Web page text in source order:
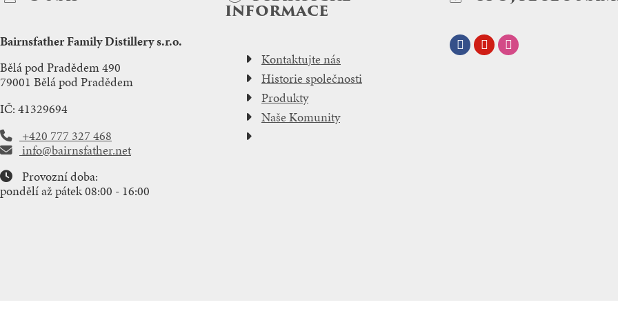
Bairnsfather Family Distillery s.r.o.
Bělá pod Pradědem 490
79001 Bělá pod Pradědem
IČ: 41329694
+420 777 327 468
info@bairnsfather.net
Provozní doba:
pondělí až pátek 08:00 - 16:00
informace
Kontaktujte nás
Historie společnosti
Produkty
Naše Komunity
FacebookYoutube